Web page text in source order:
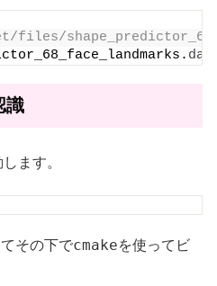
dat
識
ます。
その下でcmakeを使ってビ